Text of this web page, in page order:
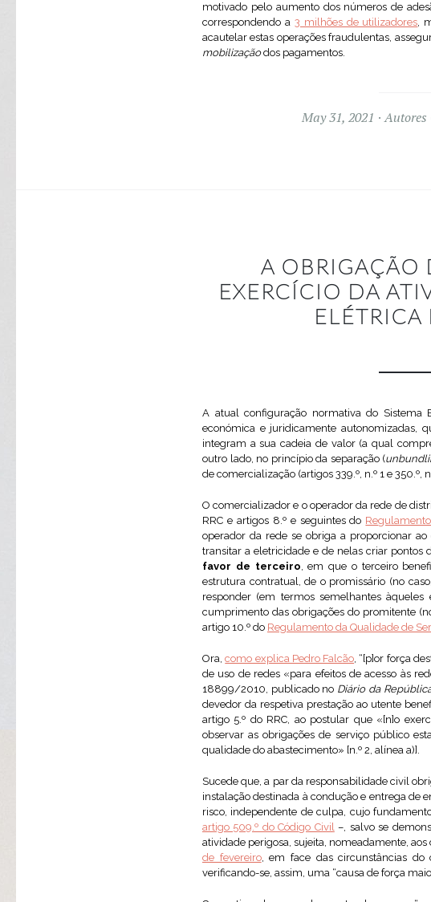
motivado pelo aumento dos números de
correspondendo a 3 milhões de utilizadores,
acautelar estas operações fraudulentas,
mobilizaçãodos pagamentos.
May 31, 2021 Autores
A OBRIGAÇÃO
EXERCÍCIO DA
ELÉTRICA
A atual configuração normativa do Sistema
económica e juridicamente autonomizadas,
integram a sua cadeia de valor (a qual
outro lado, no princípio da separação (
de comercialização (artigos 339.º, n.º 1 e 350.º,
O comercializador e o operador da rede de
RRC e artigos 8.º e seguintes do
operador da rede se obriga a proporcionar
transitar a eletricidade e de nelas criar pontos
favor de terceiro, em que o terceiro
estrutura contratual, de o promissário (no
responder (em termos semelhantes
cumprimento das obrigações do promitente
artigo 10.º do Regulamento da Qualidade de
Ora,como explica Pedro Falcão, “[p]or força
de uso de redes «para efeitos de acesso às
18899/2010, publicado no Diário da
devedor da respetiva prestação ao utente
artigo 5.º do RRC, ao postular que «[n]o
observar as obrigações de serviço público
qualidade do abastecimento» [n.º 2, alínea a)].
Sucede que, a par da responsabilidade civil
instalação destinada à condução e entrega de
risco, independente de culpa, cujo
artigo 509.º do Código Civil–, salvo se
atividade perigosa, sujeita, nomeadamente, aos
de fevereiro, em face das circunstâncias do
verificando-se, assim, uma “causa de força